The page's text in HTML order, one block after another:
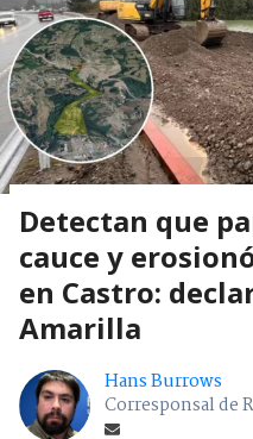
Detectan que
cauce y
en Castro:
Amarilla
Hans Burrows
Corresponsal de